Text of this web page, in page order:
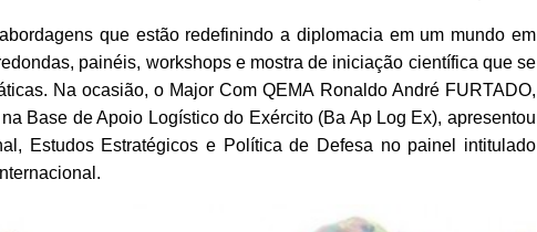
que estão redefinindo a diplomacia em um mundo em
painéis, workshops e mostra de iniciação científica que se
Na ocasião, o Major Com QEMA Ronaldo André FURTADO,
Base de Apoio Logístico do Exército (Ba Ap Log Ex), apresentou
Estudos Estratégicos e Política de Defesa no painel intitulado